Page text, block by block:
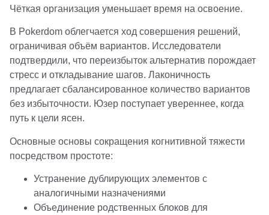
Чёткая организация уменьшает время на освоение.
В Pokerdom облегчается ход совершения решений,
ограничивая объём вариантов. Исследователи
подтвердили, что переизбыток альтернатив порождает
стресс и откладывание шагов. Лаконичность
предлагает сбалансированное количество вариантов
без избыточности. Юзер поступает увереннее, когда
путь к цели ясен.
Основные основы сокращения когнитивной тяжести
посредством простоте:
Устранение дублирующих элементов с
аналогичными назначениями
Объединение родственных блоков для